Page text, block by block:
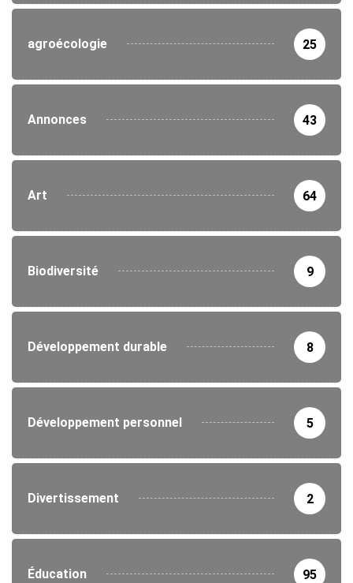
agroécologie 25
Annonces 43
Art 64
Biodiversité 9
Développement durable 8
Développement personnel 5
Divertissement 2
Éducation 95